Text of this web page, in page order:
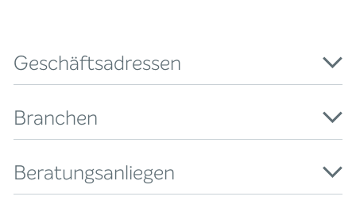
Geschäftsadressen
Branchen
Beratungsanliegen